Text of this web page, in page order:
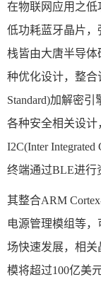
在物联网应用之低
低功耗蓝牙晶片
栈皆由大唐半导
种优化设计，整合
Standard)加解密引
各种安全相关设计
I2C(Inter
终端通过BLE进行
其整合ARM
电源管理模组等
场快速发展，相关
模将超过100亿美元